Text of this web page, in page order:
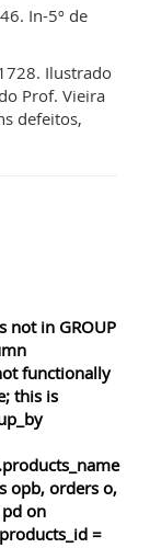
In-5º de
Ilustrado
Prof. Vieira
defeitos,
not in GROUP
functionally
this is
opb, orders o,
pd on
=